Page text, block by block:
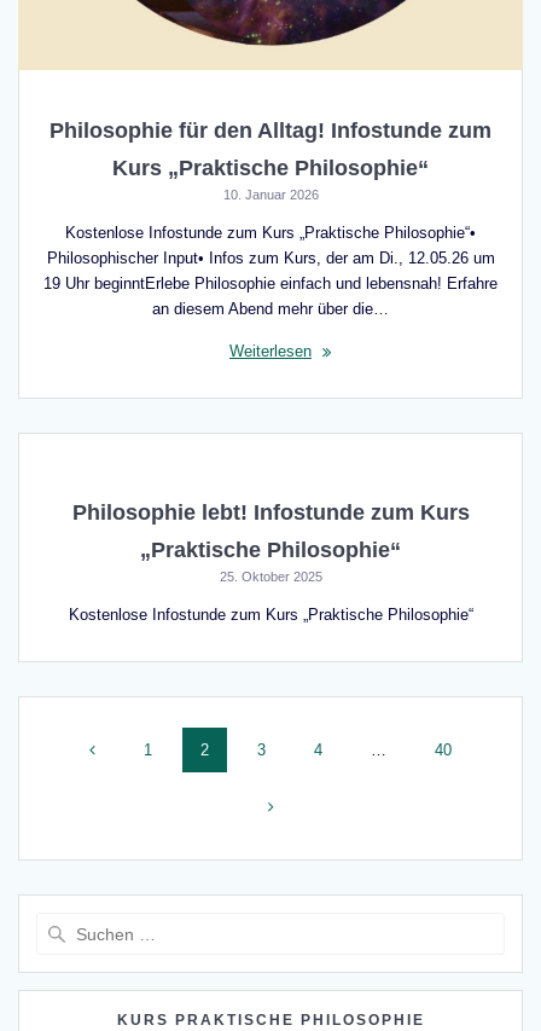
Philosophie für den Alltag! Infostunde zum
Kurs „Praktische Philosophie“
10. Januar 2026
Kostenlose Infostunde zum Kurs „Praktische Philosophie“•
Philosophischer Input• Infos zum Kurs, der am Di., 12.05.26 um
19 Uhr beginntErlebe Philosophie einfach und lebensnah! Erfahre
an diesem Abend mehr über die…
Weiterlesen
Philosophie lebt! Infostunde zum Kurs
„Praktische Philosophie“
25. Oktober 2025
Kostenlose Infostunde zum Kurs „Praktische Philosophie“
Beitragsnavigation
Seite
1 Seite
2 Seite
3 Seite
4 … Seite
40
KURS PRAKTISCHE PHILOSOPHIE